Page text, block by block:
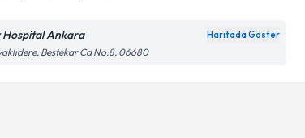
Hospital Ankara Haritada Göster
Bestekar Cd No:8, 06680